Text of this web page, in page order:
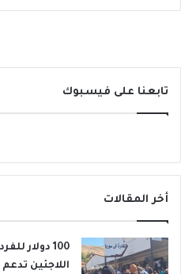
تابعنا على فيسبوك
أخر المقالات
اللاجئين